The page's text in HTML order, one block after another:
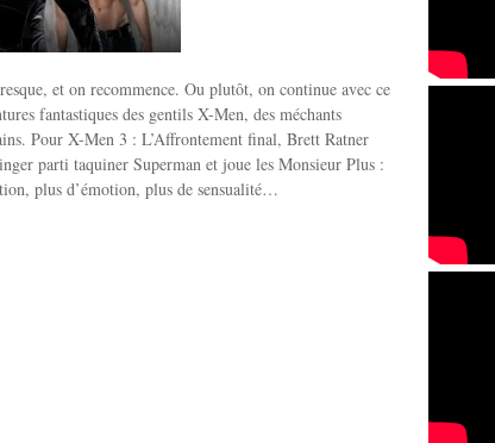
et on recommence. Ou plutôt, on continue avec ce
fantastiques des gentils X-Men, des méchants
Pour X-Men 3 : L’Affrontement final, Brett Ratner
parti taquiner Superman et joue les Monsieur Plus :
plus d’émotion, plus de sensualité…